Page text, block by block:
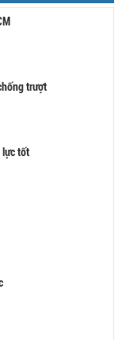
trượt
lực tốt